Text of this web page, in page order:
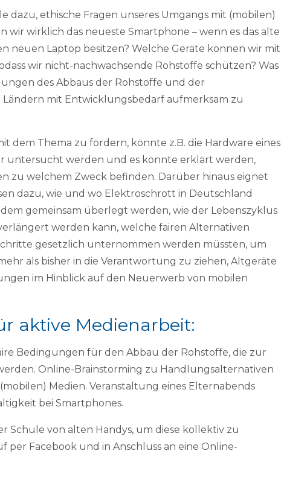
dazu, ethische Fragen unseres Umgangs mit (mobilen)
wir wirklich das neueste Smartphone – wenn es das alte
neuen Laptop besitzen? Welche Geräte können wir mit
wir nicht-nachwachsende Rohstoffe schützen? Was
des Abbaus der Rohstoffe und der
mit Entwicklungsbedarf aufmerksam zu
dem Thema zu fördern, könnte z.B. die Hardware eines
untersucht werden und es könnte erklärt werden,
zu welchem Zweck befinden. Darüber hinaus eignet
dazu, wie und wo Elektroschrott in Deutschland
gemeinsam überlegt werden, wie der Lebenszyklus
werden kann, welche fairen Alternativen
gesetzlich unternommen werden müssten, um
als bisher in die Verantwortung zu ziehen, Altgeräte
im Hinblick auf den Neuerwerb von mobilen
aktive Medienarbeit:
Bedingungen für den Abbau der Rohstoffe, die zur
Online-Brainstorming zu Handlungsalternativen
Medien. Veranstaltung eines Elternabends
bei Smartphones.
Schule von alten Handys, um diese kollektiv zu
per Facebook und in Anschluss an eine Online-